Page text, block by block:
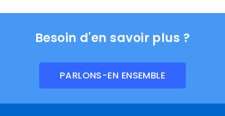
Besoin d'en savoir plus ?
PARLONS-EN ENSEMBLE